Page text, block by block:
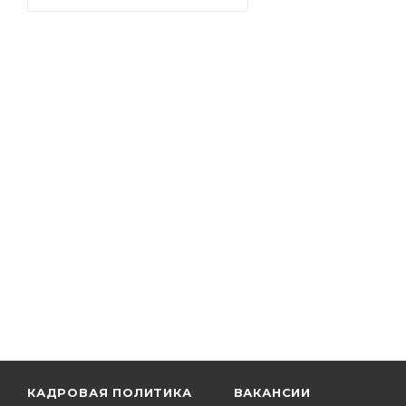
КАДРОВАЯ ПОЛИТИКА ВАКАНСИИ